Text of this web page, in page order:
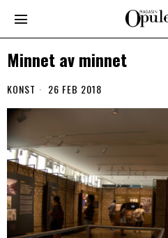
Minnet av minnet
KONST 26 FEB 2018